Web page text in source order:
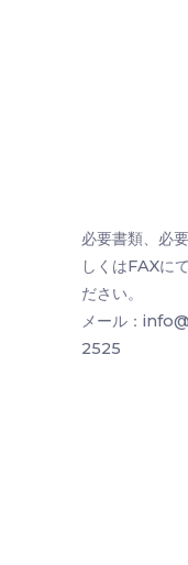
必要書類、必
しくはFAXに
ださい。
メール：
2525